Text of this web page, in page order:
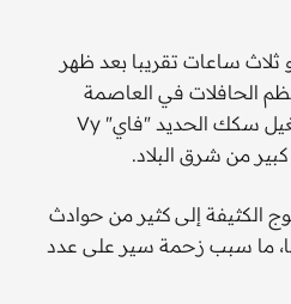
ثلاث ساعات تقريبا بعد ظهر
الحافلات في العاصمة
النرويجية. وأعلنت شركة تشغيل سكك الحديد "فاي" Vy
من شرق البلاد.
الكثيفة إلى كثير من حوادث
ما سبب زحمة سير على عدد